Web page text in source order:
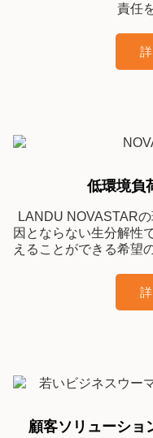
責任
低環境負
LANDU NOVASTAR
因とならない生分解性
えることができる希望
顧客ソリューショ